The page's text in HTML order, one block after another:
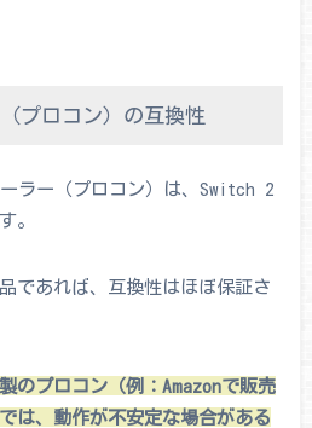
プロコン）の互換性
ラー（プロコン）は、Switch 2
。
であれば、互換性はほぼ保証さ
のプロコン（例：Amazonで販売
は、動作が不安定な場合がある